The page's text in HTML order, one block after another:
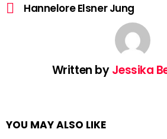
Hannelore Elsner Jung
Written byJessika
YOU MAY ALSO LIKE